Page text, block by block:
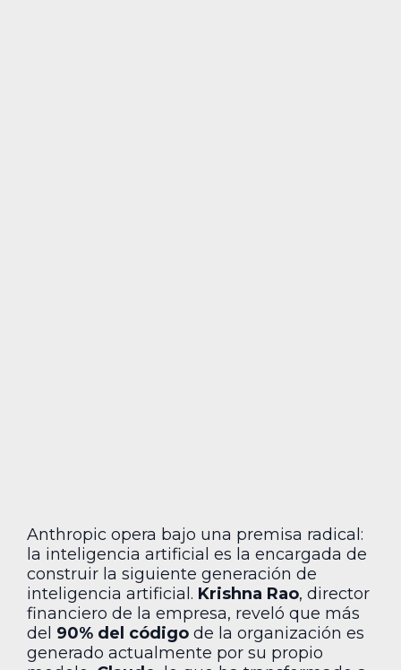
Anthropic opera bajo una premisa radical:
la inteligencia artificial es la encargada de
construir la siguiente generación de
inteligencia artificial. Krishna Rao, director
financiero de la empresa, reveló que más
del 90% del código de la organización es
generado actualmente por su propio